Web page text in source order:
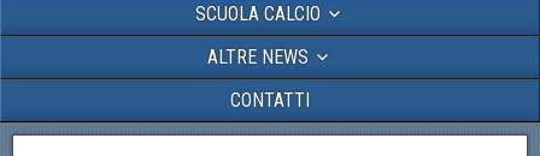
SCUOLA CALCIO
ALTRE NEWS
CONTATTI